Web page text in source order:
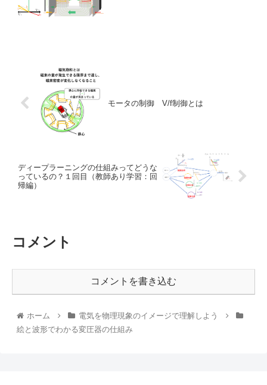
モータの制御 V/f制御とは
ディープラーニングの仕組みってどうな
っているの？１回目（教師あり学習：回
帰編）
コメント
コメントを書き込む
ホーム
電気を物理現象のイメージで理解しよう
絵と波形でわかる変圧器の仕組み